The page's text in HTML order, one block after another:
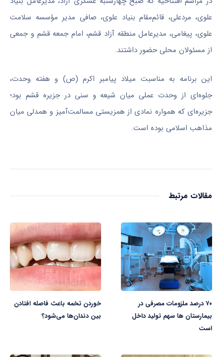
علوی، مردعلی، قائم‌مقام بنیاد علوی، صافی مدیر مؤسسه سلامت
علوی، پیغامی، مدیرعامل منطقه آزاد قشم، امام جمعه قشم و جمعی
از مسئولان محلی حضور داشتند.
این برنامه به مناسبت میلاد پیامبر اکرم (ص) و هفته وحدت،
جلوه‌ای از وحدت عملی میان شیعه و سنی در جزیره قشم بود؛
جزیره‌ای که همواره نمادی از همزیستی مسالمت‌آمیز و همدلی میان
مذاهب اسلامی بوده است.
مقالات مرتبط
۷۰ درصد ملزومات مصرفی در
بیمارستان ها سهم تولید داخل
است
خوردن تخمه باعث فاصله افتادن
بین دندان‌ها می‌شود؟